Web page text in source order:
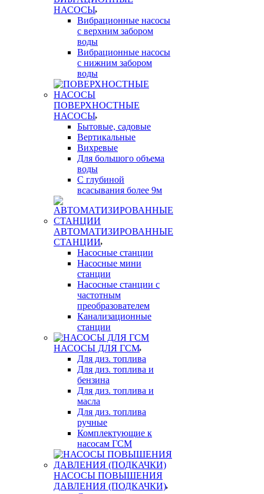
НАСОСЫ
Вибрационные насосы
с верхним забором
воды
Вибрационные насосы
с нижним забором
воды
ПОВЕРХНОСТНЫЕ
НАСОСЫ
Бытовые, садовые
Вертикальные
Вихревые
Для большого объема
воды
С глубиной
всасывания более 9м
АВТОМАТИЗИРОВАННЫЕ
СТАНЦИИ
Насосные станции
Насосные мини
станции
Насосные станции с
частотным
преобразователем
Канализационные
станции
НАСОСЫ ДЛЯ ГСМ
Для диз. топлива
Для диз. топлива и
бензина
Для диз. топлива и
масла
Для диз. топлива
ручные
Комплектующие к
насосам ГСМ
НАСОСЫ ПОВЫШЕНИЯ
ДАВЛЕНИЯ (ПОДКАЧКИ)